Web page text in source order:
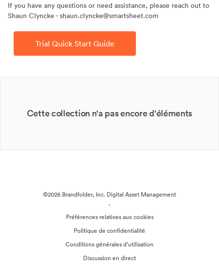
If you have any questions or need assistance, please reach out to
Shaun Clyncke - shaun.clyncke@smartsheet.com
Trial Quick Start Guide
Cette collection n'a pas encore d'éléments
©2026 Brandfolder, Inc. Digital Asset Management
·
Préférences relatives aux cookies
Politique de confidentialité
Conditions générales d’utilisation
Discussion en direct